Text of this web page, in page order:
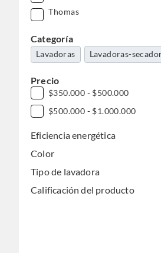
Thomas
Categoría
Lavadoras Lavadoras-
Precio
$350.000 - $500.000
$500.000 - $1.000.000
Eficiencia energética
Color
Tipo de lavadora
Calificación del producto